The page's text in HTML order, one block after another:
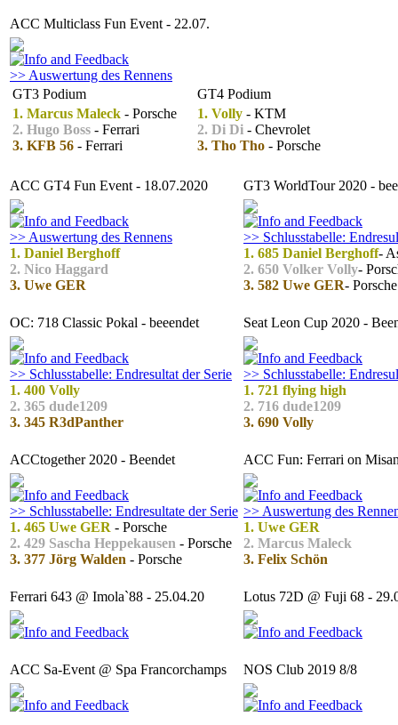
ACC Multiclass Fun Event - 22.07.
>> Auswertung des Rennens
GT3 Podium
GT4 Podium
1. Marcus Maleck - Porsche
2. Hugo Boss - Ferrari
3. KFB 56 - Ferrari
1. Volly - KTM
2. Di Di - Chevrolet
3. Tho Tho - Porsche
ACC GT4 Fun Event - 18.07.2020
>> Auswertung des Rennens
1. Daniel Berghoff
2. Nico Haggard
3. Uwe GER
GT3 WorldTour 2020 -
>> Schlusstabelle:
1. 685 Daniel Berghoff-
2. 650 Volker Volly-
3. 582 Uwe GER- Porsche
OC: 718 Classic Pokal - beeendet
>> Schlusstabelle: Endresultat der Serie
1. 400 Volly
2. 365 dude1209
3. 345 R3dPanther
Seat Leon Cup 2020 -
>> Schlusstabelle:
1. 721 flying high
2. 716 dude1209
3. 690 Volly
ACCtogether 2020 - Beendet
>> Schlusstabelle: Endresultate der Serie
1. 465 Uwe GER - Porsche
2. 429 Sascha Heppekausen - Porsche
3. 377 Jörg Walden - Porsche
ACC Fun: Ferrari on
>> Auswertung des
1. Uwe GER
2. Marcus Maleck
3. Felix Schön
Ferrari 643 @ Imola`88 - 25.04.20 Lotus 72D @ Fuji 68 -
ACC Sa-Event @ Spa Francorchamps NOS Club 2019 8/8